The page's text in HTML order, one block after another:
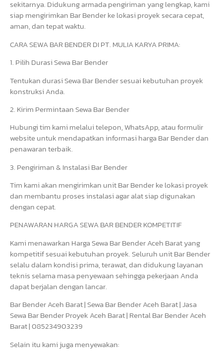
sekitarnya. Didukung armada pengiriman yang lengkap, kami
siap mengirimkan Bar Bender ke lokasi proyek secara cepat,
aman, dan tepat waktu.
CARA SEWA BAR BENDER DI PT. MULIA KARYA PRIMA:
1. Pilih Durasi Sewa Bar Bender
Tentukan durasi Sewa Bar Bender sesuai kebutuhan proyek
konstruksi Anda.
2. Kirim Permintaan Sewa Bar Bender
Hubungi tim kami melalui telepon, WhatsApp, atau formulir
website untuk mendapatkan informasi harga Bar Bender dan
penawaran terbaik.
3. Pengiriman & Instalasi Bar Bender
Tim kami akan mengirimkan unit Bar Bender ke lokasi proyek
dan membantu proses instalasi agar alat siap digunakan
dengan cepat.
PENAWARAN HARGA SEWA BAR BENDER KOMPETITIF
Kami menawarkan Harga Sewa Bar Bender Aceh Barat yang
kompetitif sesuai kebutuhan proyek. Seluruh unit Bar Bender
selalu dalam kondisi prima, terawat, dan didukung layanan
teknis selama masa penyewaan sehingga pekerjaan Anda
dapat berjalan dengan lancar.
Bar Bender Aceh Barat | Sewa Bar Bender Aceh Barat | Jasa
Sewa Bar Bender Proyek Aceh Barat | Rental Bar Bender Aceh
Barat | 085234903239
Selain itu kami juga menyewakan: